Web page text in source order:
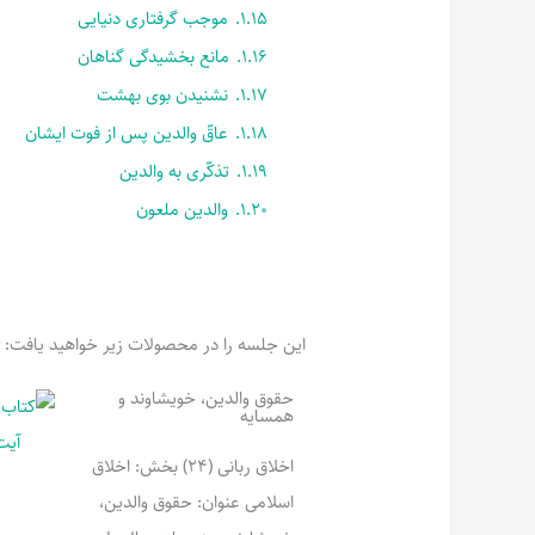
1.15. موجب گرفتاری دنیایی
1.16. مانع بخشیدگی گناهان
1.17. نشنیدن بوی بهشت
1.18. عاقّ والدین پس از فوت ایشان
1.19. تذکّری به والدین
1.20. والدین ملعون
این جلسه را در محصولات زیر خواهید یافت:
حقوق والدین، خویشاوند و
همسایه
اخلاق ربانی (24) بخش: اخلاق
اسلامی عنوان: حقوق والدین،